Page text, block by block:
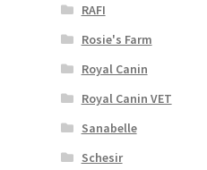
RAFI
Rosie's Farm
Royal Canin
Royal Canin VET
Sanabelle
Schesir